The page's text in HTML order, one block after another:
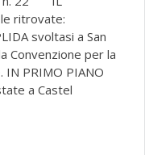
ritrovate:
svoltasi a San
Convenzione per la
IN PRIMO PIANO
a Castel